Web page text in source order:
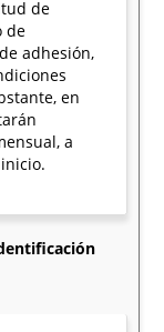
de
de
adhesión,
en
a